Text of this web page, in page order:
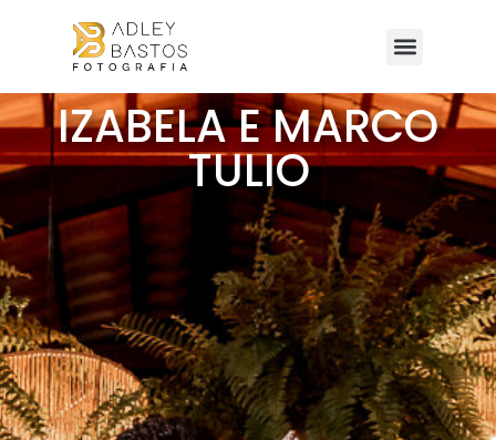
IZABELA E MARCO
TULIO